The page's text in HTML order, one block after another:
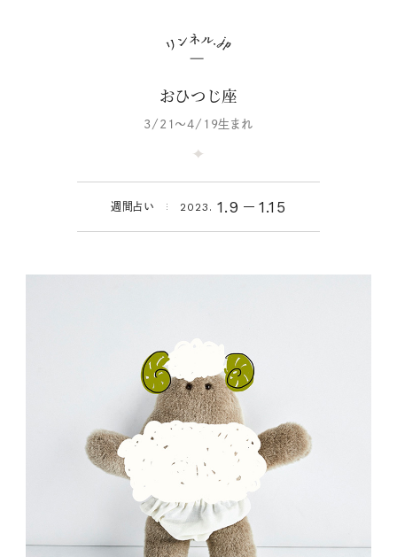
おひつじ座
3/21～4/19生まれ
週間占い 2023. 1.9 1.15